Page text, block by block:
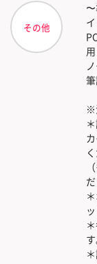
その他
※
だ
す